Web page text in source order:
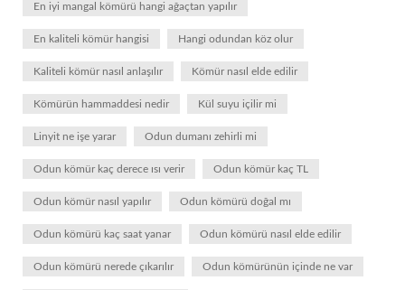
En iyi mangal kömürü hangi ağaçtan yapılır
En kaliteli kömür hangisi Hangi odundan köz olur
Kaliteli kömür nasıl anlaşılır Kömür nasıl elde edilir
Kömürün hammaddesi nedir Kül suyu içilir mi
Linyit ne işe yarar Odun dumanı zehirli mi
Odun kömür kaç derece ısı verir Odun kömür kaç TL
Odun kömür nasıl yapılır Odun kömürü doğal mı
Odun kömürü kaç saat yanar Odun kömürü nasıl elde edilir
Odun kömürü nerede çıkarılır Odun kömürünün içinde ne var